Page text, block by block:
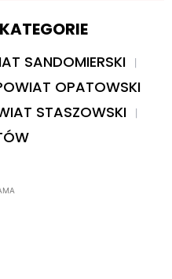
SANDOMIERSKI
OPATOWSKI
STASZOWSKI